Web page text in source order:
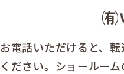
㈲
お電話いただけると、
ください。ショールー